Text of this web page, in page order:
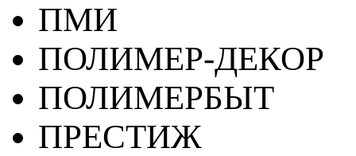
ПМИ
ПОЛИМЕР-ДЕКОР
ПОЛИМЕРБЫТ
ПРЕСТИЖ